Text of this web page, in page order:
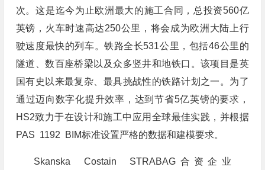
次。这是迄今为止欧洲最大的施工合同，总投资560亿
英镑，火车时速高达250公里，将会成为欧洲大陆上行
驶速度最快的列车。铁路全长531公里，包括46公里的
隧道、数百座桥梁以及众多竖井和地铁口。该项目是英
国有史以来最复杂、最具挑战性的铁路计划之一。为了
通过迈向数字化提升效率，达到节省5亿英镑的要求，
HS2致力于在设计和施工中应用全球最佳实践，并根据
PAS 1192 BIM标准设置严格的数据和建模要求。
Skanska Costain STRABAG合资企业